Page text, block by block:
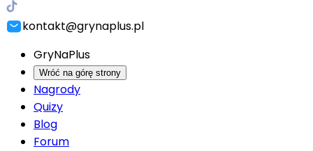
kontakt@grynaplus.pl
GryNaPlus
Wróć na górę strony
Nagrody
Quizy
Blog
Forum